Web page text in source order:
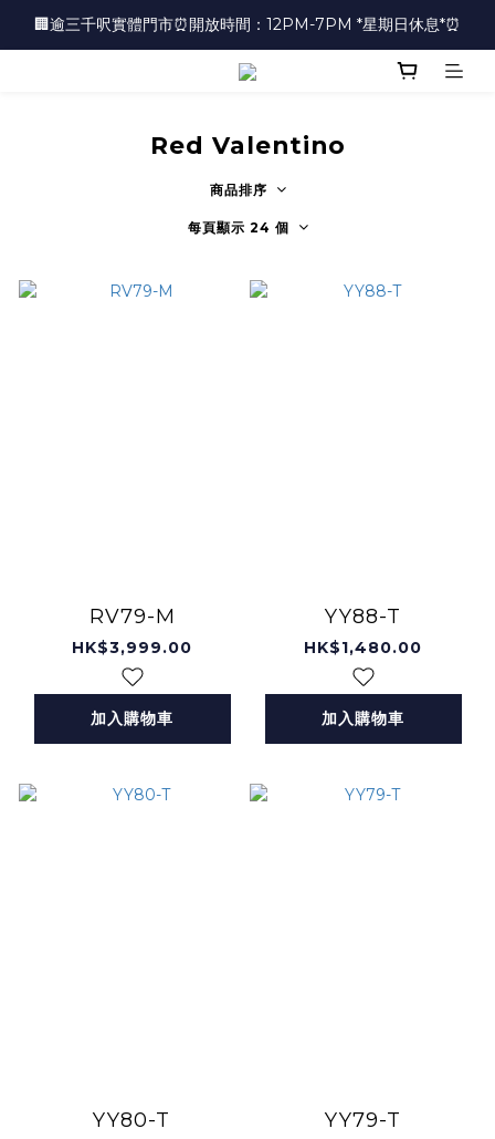
🏢逾三千呎實體門市⏰開放時間：12PM-7PM *星期日休息*⏰
🏢逾三千呎實體門市⏰開放時間：12PM-7PM *星期日休息*⏰
👜📣 歡迎隨時光臨 📣💍
Red Valentino
商品排序
每頁顯示 24 個
RV79-M
HK$3,999.00
加入購物車
YY88-T
HK$1,480.00
加入購物車
YY80-T YY79-T